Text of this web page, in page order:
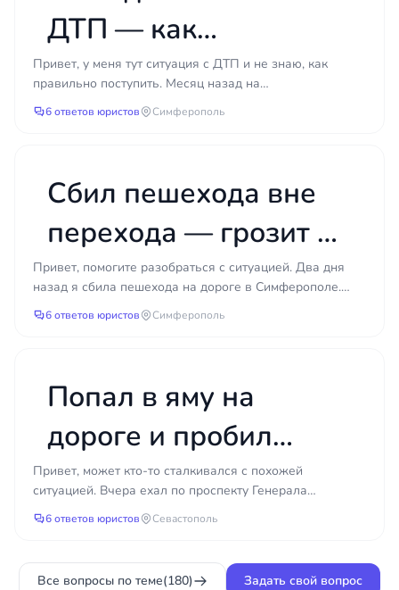
ДТП — как
определить степень и
получить выплату?
Привет, у меня тут ситуация с ДТП и не знаю, как
правильно поступить. Месяц назад на
Симферопольской кольцевой я столкнулась с машиной,
когда перестра...
6 ответов юристов Симферополь
Сбил пешехода вне
перехода — грозит ли
мне уголовная
ответственность?
Привет, помогите разобраться с ситуацией. Два дня
назад я сбила пешехода на дороге в Симферополе.
Человек выбежал из-за припаркованной машины,
6 ответов юристов Симферополь
Попал в яму на
дороге и пробил
колесо — можно ли
взыскать ущерб с
дорожной службы?
Привет, может кто-то сталкивался с похожей
ситуацией. Вчера ехал по проспекту Генерала
Острякова, не заметил большую яму на асфальте и
колесо пробил....
6 ответов юристов Севастополь
Все вопросы по теме(180) Задать свой вопрос